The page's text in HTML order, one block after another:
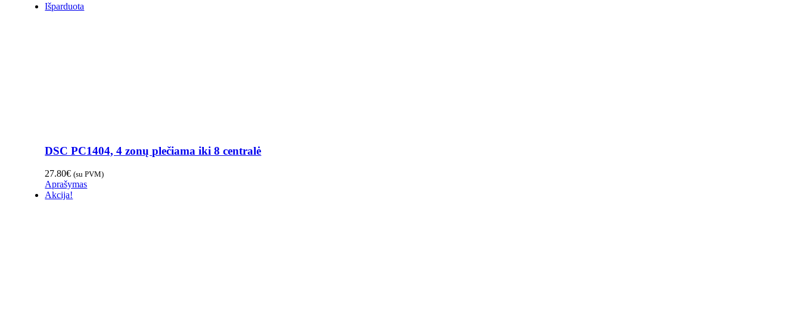
Išparduota
DSC PC1404, 4 zonų plečiama iki 8 centralė
27.80€ (su PVM)
Aprašymas
Akcija!